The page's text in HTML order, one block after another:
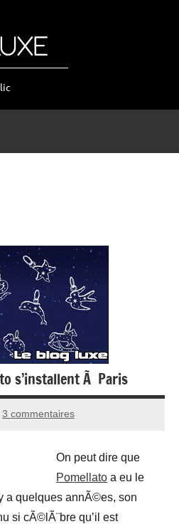
s’installent Ã Paris
3 commentaires
On peut dire que
Pomellato a eu le
a quelques annÃ©es, son
si cÃ©lÃ¨bre qu’il est